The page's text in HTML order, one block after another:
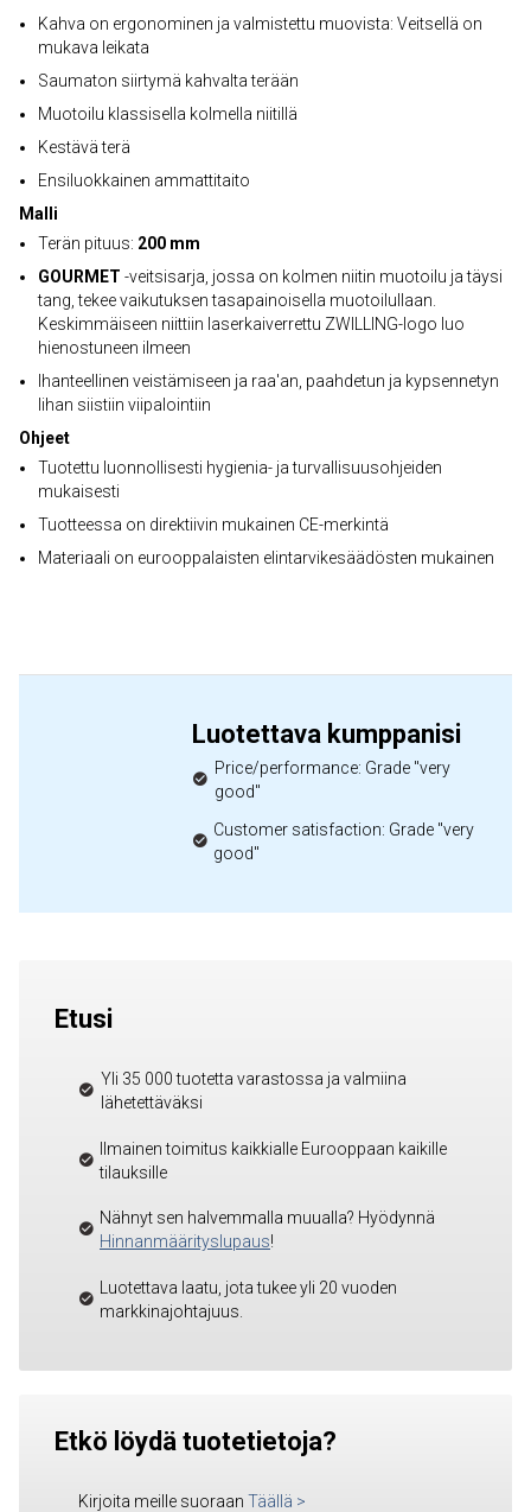
Kahva on ergonominen ja valmistettu muovista: Veitsellä on
mukava leikata
Saumaton siirtymä kahvalta terään
Muotoilu klassisella kolmella niitillä
Kestävä terä
Ensiluokkainen ammattitaito
Malli
Terän pituus: 200 mm
GOURMET -veitsisarja, jossa on kolmen niitin muotoilu ja täysi
tang, tekee vaikutuksen tasapainoisella muotoilullaan.
Keskimmäiseen niittiin laserkaiverrettu ZWILLING-logo luo
hienostuneen ilmeen
Ihanteellinen veistämiseen ja raa'an, paahdetun ja kypsennetyn
lihan siistiin viipalointiin
Ohjeet
Tuotettu luonnollisesti hygienia- ja turvallisuusohjeiden
mukaisesti
Tuotteessa on direktiivin mukainen CE-merkintä
Materiaali on eurooppalaisten elintarvikesäädösten mukainen
Luotettava kumppanisi
Price/performance: Grade "very
good"
Customer satisfaction: Grade "very
good"
Etusi
Yli 35 000 tuotetta varastossa ja valmiina
lähetettäväksi
Ilmainen toimitus kaikkialle Eurooppaan kaikille
tilauksille
Nähnyt sen halvemmalla muualla? Hyödynnä
Hinnanmäärityslupaus!
Luotettava laatu, jota tukee yli 20 vuoden
markkinajohtajuus.
Etkö löydä tuotetietoja?
Kirjoita meille suoraan Täällä >